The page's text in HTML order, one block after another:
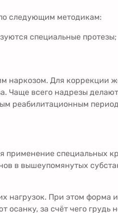
следующим методикам:
специальные протезы;
наркозом. Для коррекции
Чаще всего надрезы
реабилитационным
специальных
в вышеупомянутых
При этом форма
за счёт чего грудь